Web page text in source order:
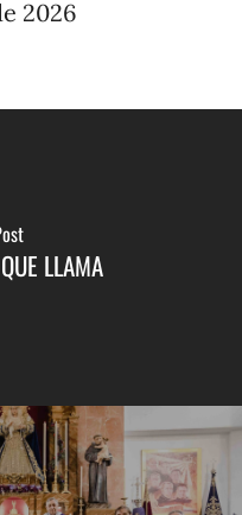
2026
LLAMA